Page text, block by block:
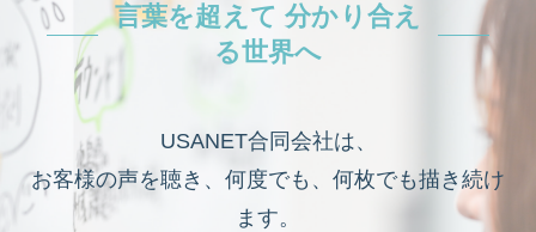
言葉を超えて 分かり合え
る世界へ
USANET合同会社は、
お客様の声を聴き、何度でも、何枚でも描き続け
ます。